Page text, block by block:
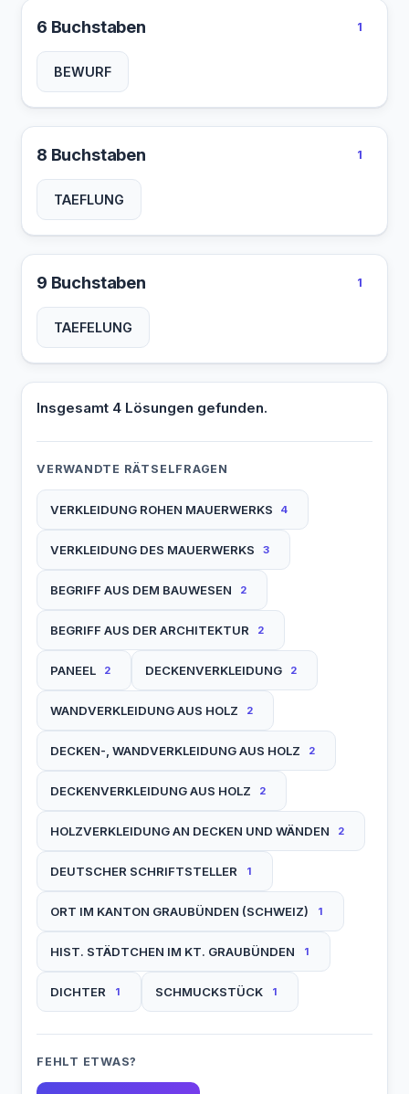
6 Buchstaben 1
BEWURF
8 Buchstaben 1
TAEFLUNG
9 Buchstaben 1
TAEFELUNG
Insgesamt 4 Lösungen gefunden.
VERWANDTE RÄTSELFRAGEN
VERKLEIDUNG ROHEN MAUERWERKS 4
VERKLEIDUNG DES MAUERWERKS 3
BEGRIFF AUS DEM BAUWESEN 2
BEGRIFF AUS DER ARCHITEKTUR 2
PANEEL 2 DECKENVERKLEIDUNG 2
WANDVERKLEIDUNG AUS HOLZ 2
DECKEN-, WANDVERKLEIDUNG AUS HOLZ 2
DECKENVERKLEIDUNG AUS HOLZ 2
HOLZVERKLEIDUNG AN DECKEN UND WÄNDEN 2
DEUTSCHER SCHRIFTSTELLER 1
ORT IM KANTON GRAUBÜNDEN (SCHWEIZ) 1
HIST. STÄDTCHEN IM KT. GRAUBÜNDEN 1
DICHTER 1 SCHMUCKSTÜCK 1
FEHLT ETWAS?